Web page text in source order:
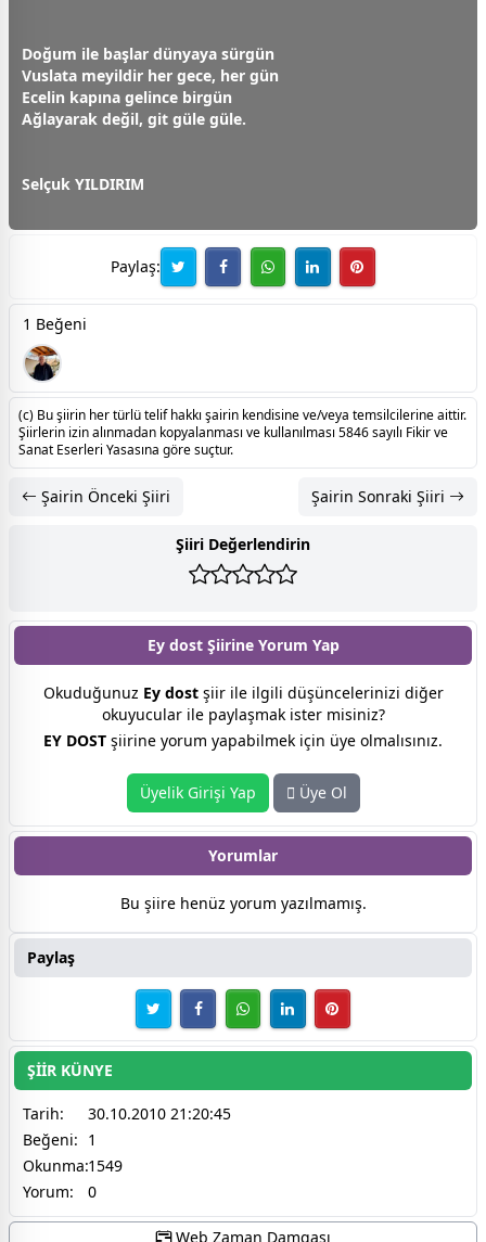
Doğum ile başlar dünyaya sürgün
Vuslata meyildir her gece, her gün
Ecelin kapına gelince birgün
Ağlayarak değil, git güle güle.
Selçuk YILDIRIM
Paylaş:
1 Beğeni
(c) Bu şiirin her türlü telif hakkı şairin kendisine ve/veya temsilcilerine aittir.
Şiirlerin izin alınmadan kopyalanması ve kullanılması 5846 sayılı Fikir ve
Sanat Eserleri Yasasına göre suçtur.
Şairin Önceki Şiiri Şairin Sonraki Şiiri
Şiiri Değerlendirin
Ey dost Şiirine Yorum Yap
Okuduğunuz Ey dostşiir ile ilgili düşüncelerinizi diğer
okuyucular ile paylaşmak ister misiniz?
EY DOST şiirine yorum yapabilmek için üye olmalısınız.
Üyelik Girişi Yap Üye Ol
Yorumlar
Bu şiire henüz yorum yazılmamış.
Paylaş
ŞİİR KÜNYE
Tarih:
30.10.2010 21:20:45
Beğeni: 1
Okunma:1549
Yorum:
0
Web Zaman Damgası